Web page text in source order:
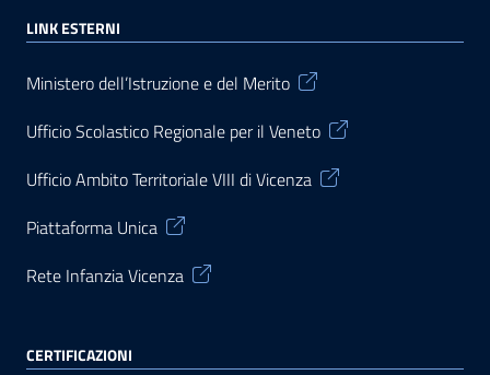
LINK ESTERNI
Ministero dell’Istruzione e del Merito
Ufficio Scolastico Regionale per il Veneto
Ufficio Ambito Territoriale VIII di Vicenza
Piattaforma Unica
Rete Infanzia Vicenza
CERTIFICAZIONI